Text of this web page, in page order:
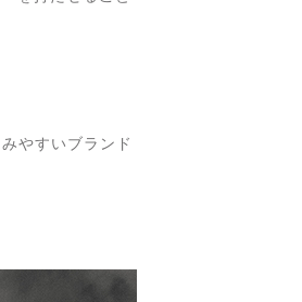
やすいブランド